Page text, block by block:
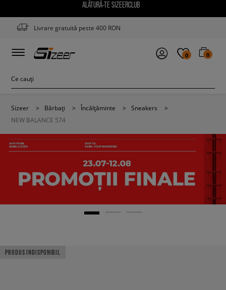
ALĂTURĂ-TE SIZEERCLUB
Livrare gratuită peste 400 RON
0 0
Sizeer > Bărbați > Încălțăminte > Sneakers
>
NEW BALANCE 574
PRODUS INDISPONIBIL